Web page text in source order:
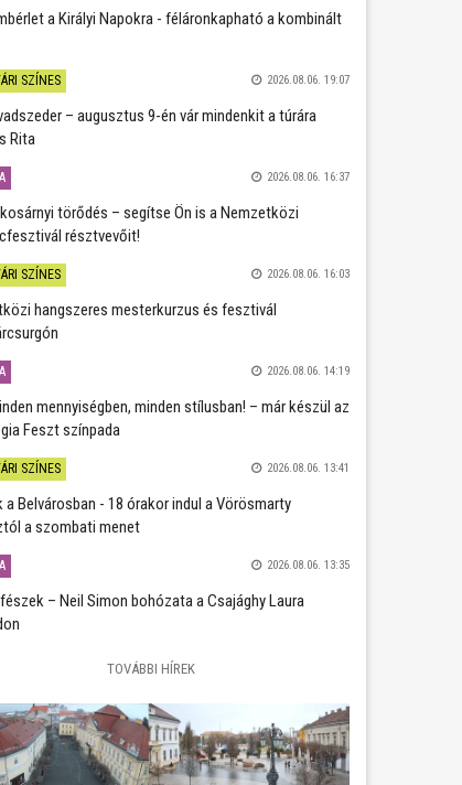
a Királyi Napokra - féláronkapható a kombinált
SZÍNES 2026.08.06. 19:07
– augusztus 9-én vár mindenkit a túrára
Rita
2026.08.06. 16:37
törődés – segítse Ön is a Nemzetközi
résztvevőit!
SZÍNES 2026.08.06. 16:03
hangszeres mesterkurzus és fesztivál
2026.08.06. 14:19
mennyiségben, minden stílusban! – már készül az
Feszt színpada
SZÍNES 2026.08.06. 13:41
a Belvárosban - 18 órakor indul a Vörösmarty
a szombati menet
2026.08.06. 13:35
– Neil Simon bohózata a Csajághy Laura
TOVÁBBI HÍREK